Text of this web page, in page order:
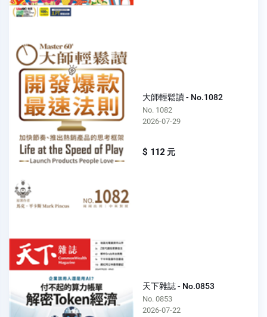
大師輕鬆讀 - No.1082
No. 1082
2026-07-29
$ 112 元
天下雜誌 - No.0853
No. 0853
2026-07-22